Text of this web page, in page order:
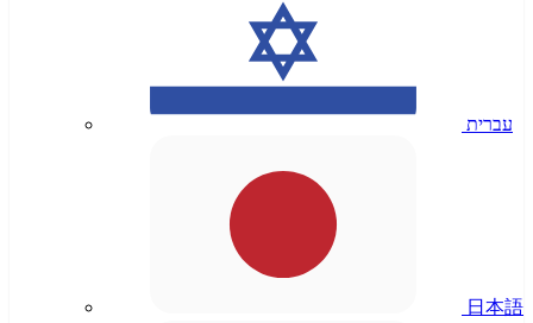
עברית
日本語